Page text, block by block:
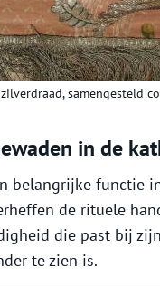
samengesteld
in de
belangrijke functie
de rituele
die past bij
te zien is.